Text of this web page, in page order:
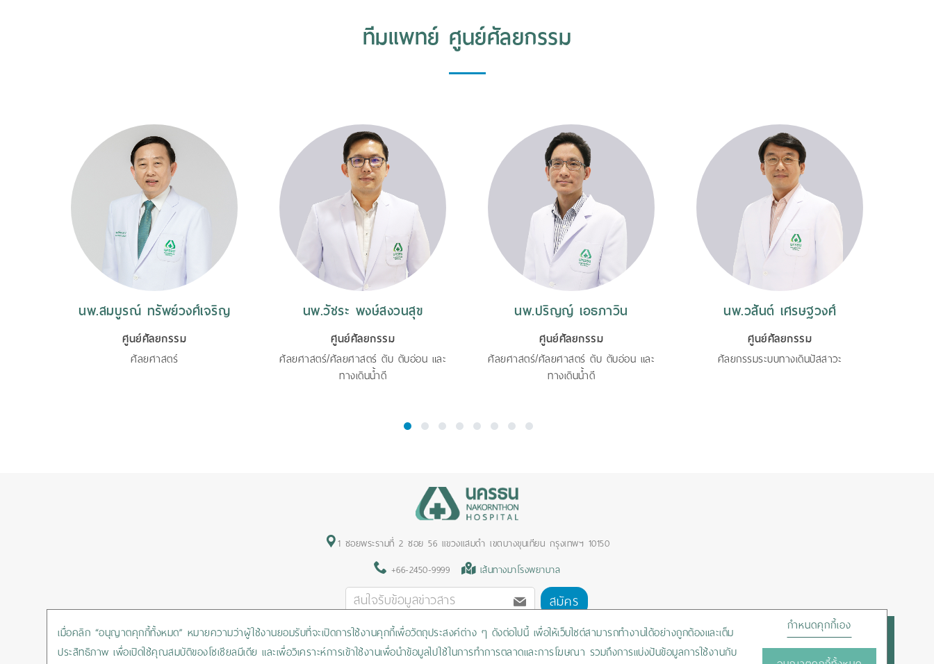
ทีมแพทย์ ศูนย์ศัลยกรรม
นพ.สมบูรณ์ ทรัพย์วงศ์เจริญ
ศูนย์ศัลยกรรม
ศัลยศาสตร์
นพ.วัชระ พงษ์สงวนสุข
ศูนย์ศัลยกรรม
ศัลยศาสตร์/ศัลยศาสตร์ ตับ ตับอ่อน และ
ทางเดินน้ำดี
นพ.ปริญญ์ เอธภาวิน
ศูนย์ศัลยกรรม
ศัลยศาสตร์/ศัลยศาสตร์ ตับ ตับอ่อน และ
ทางเดินน้ำดี
นพ.วสันต์ เศรษฐวงศ์
ศูนย์ศัลยกรรม
ศัลยกรรมระบบทางเดินปัสสาวะ
1 2 3 4 5 6 7 8
1 ซอยพระรามที่ 2 ซอย 56 แขวงแสมดำ เขตบางขุนเทียน กรุงเทพฯ 10150
+66-2450-9999
เส้นทางมาโรงพยาบาล
สมัคร
Privacy Policy/Cookies Policy/Sitemap/สิทธิผู้ป่วย
เมื่อคลิก “อนุญาตคุกกี้ทั้งหมด” หมายความว่าผู้ใช้งานยอมรับที่จะเปิดการใช้งานคุกกี้เพื่อวัตถุประสงค์ต่าง ๆ ดังต่อไปนี้ เพื่อให้เว็บไซต์สามารถทำงานได้อย่างถูกต้องและเต็ม
ประสิทธิภาพ เพื่อเปิดใช้คุณสมบัติของโซเชียลมีเดีย และเพื่อวิเคราะห์การเข้าใช้งานเพื่อนำข้อมูลไปใช้ในการทำการตลาดและการโฆษณา รวมถึงการแบ่งปันข้อมูลการใช้งานกับ
กำหนดคุกกี้เอง